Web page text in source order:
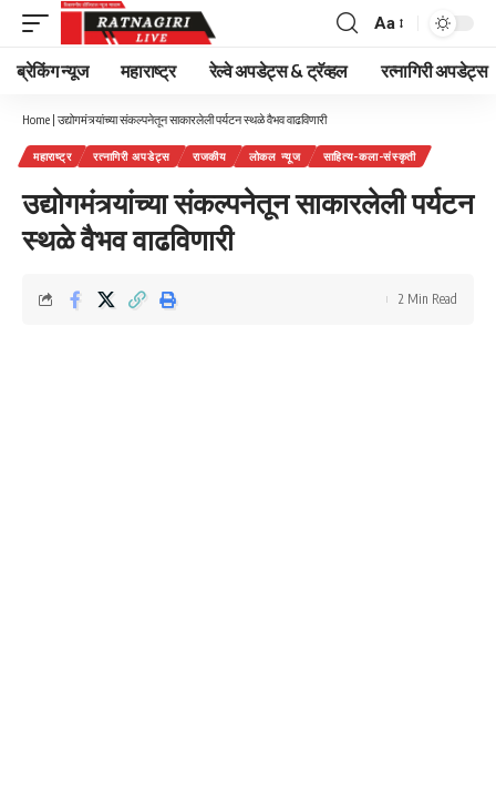
Font
Resizer
Aa
ब्रेकिंग न्यूज महाराष्ट्र रेल्वे अपडेट्स & ट्रॅव्हल रत्नागिरी अपडेट्स
Home | उद्योगमंत्र्यांच्या संकल्पनेतून साकारलेली पर्यटन स्थळे वैभव वाढविणारी
महाराष्ट्र रत्नागिरी अपडेट्स राजकीय लोकल न्यूज साहित्य-कला-संस्कृती
उद्योगमंत्र्यांच्या संकल्पनेतून साकारलेली पर्यटन
स्थळे वैभव वाढविणारी
2 Min Read